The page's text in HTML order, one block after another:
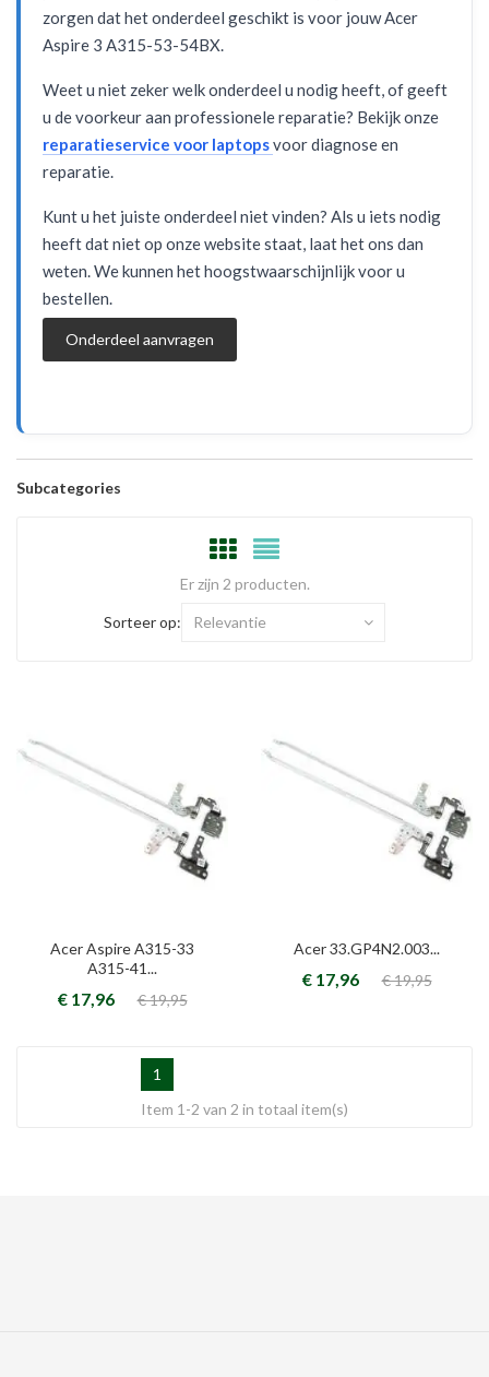
zorgen dat het onderdeel geschikt is voor jouw Acer
Aspire 3 A315-53-54BX.
Weet u niet zeker welk onderdeel u nodig heeft, of geeft
u de voorkeur aan professionele reparatie? Bekijk onze
reparatieservice voor laptopsvoor diagnose en
reparatie.
Kunt u het juiste onderdeel niet vinden? Als u iets nodig
heeft dat niet op onze website staat, laat het ons dan
weten. We kunnen het hoogstwaarschijnlijk voor u
bestellen.
Onderdeel aanvragen
Subcategories
Er zijn 2 producten.
Sorteer op: Relevantie
Acer Aspire A315-33
A315-41...
€ 17,96 € 19,95
Acer 33.GP4N2.003...
€ 17,96 € 19,95
1
Item 1-2 van 2 in totaal item(s)